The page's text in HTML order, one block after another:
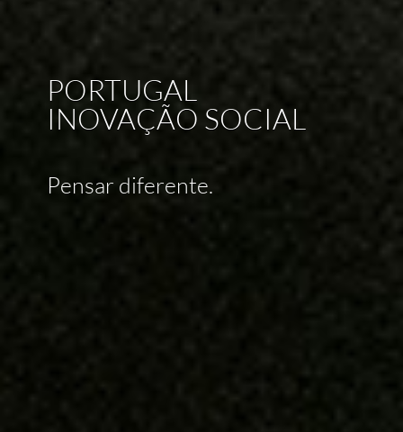
PORTUGAL
INOVAÇÃO SOCIAL
Pensar diferente.